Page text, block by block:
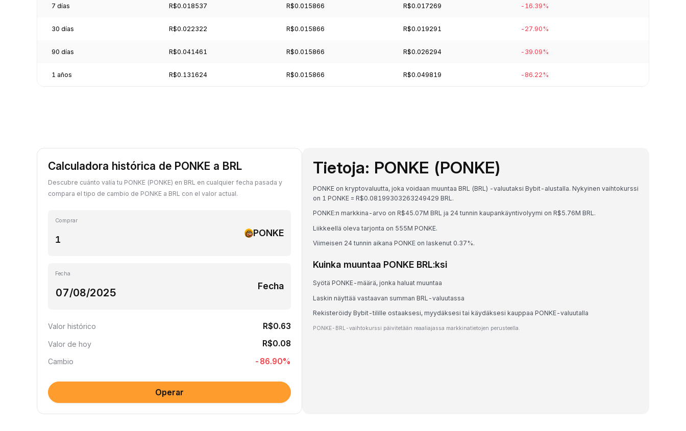
7 días R$0.018537 R$0.015866 R$0.017269 -16.39%
30 días R$0.022322 R$0.015866 R$0.019291 -27.90%
90 días R$0.041461 R$0.015866 R$0.026294 -39.09%
1 años R$0.131624 R$0.015866 R$0.049819 -86.22%
Calculadora histórica de PONKE a BRL
Descubre cuánto valía tu PONKE (PONKE) en BRL en cualquier fecha pasada y
compara el tipo de cambio de PONKE a BRL con el valor actual.
Comprar
PONKE
Fecha
Fecha
Valor histórico R$0.63
Valor de hoy R$0.08
Cambio -86.90%
Operar
Tietoja: PONKE (PONKE)
PONKE on kryptovaluutta, joka voidaan muuntaa BRL (BRL) -valuutaksi Bybit-alustalla. Nykyinen vaihtokurssi
on 1 PONKE = R$0.08199303263249429 BRL.
PONKE:n markkina-arvo on R$45.07M BRL ja 24 tunnin kaupankäyntivolyymi on R$5.76M BRL.
Liikkeellä oleva tarjonta on 555M PONKE.
Viimeisen 24 tunnin aikana PONKE on laskenut 0.37%.
Kuinka muuntaa PONKE BRL:ksi
Syötä PONKE-määrä, jonka haluat muuntaa
Laskin näyttää vastaavan summan BRL-valuutassa
Rekisteröidy Bybit-tilille ostaaksesi, myydäksesi tai käydäksesi kauppaa PONKE-valuutalla
PONKE-BRL-vaihtokurssi päivitetään reaaliajassa markkinatietojen perusteella.